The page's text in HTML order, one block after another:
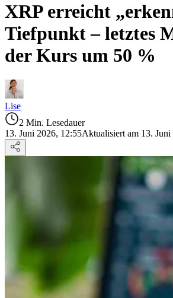
XRP erreicht
Tiefpunkt – letztes
der Kurs um 50 %
Lise
2 Min. Lesedauer
13. Juni 2026, 12:55Aktualisiert am 13.